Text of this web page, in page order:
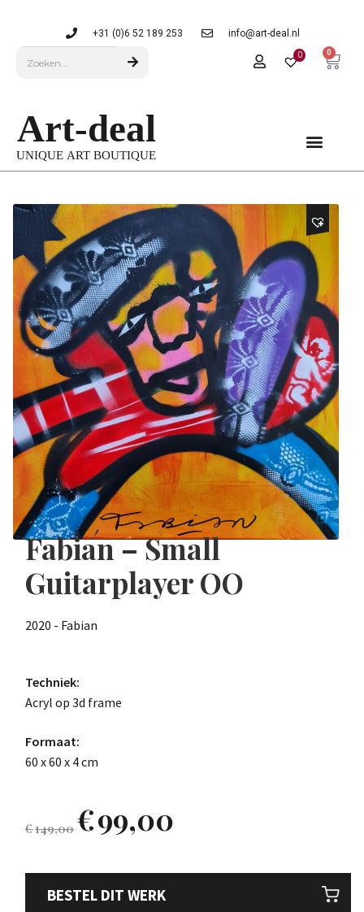
+31 (0)6 52 189 253 info@art-deal.nl
0 0
Fabian – Small
Guitarplayer OO
2020 - Fabian
Techniek:
Acryl op 3d frame
Formaat:
60 x 60 x 4 cm
€149,00€99,00
BESTEL DIT WERK